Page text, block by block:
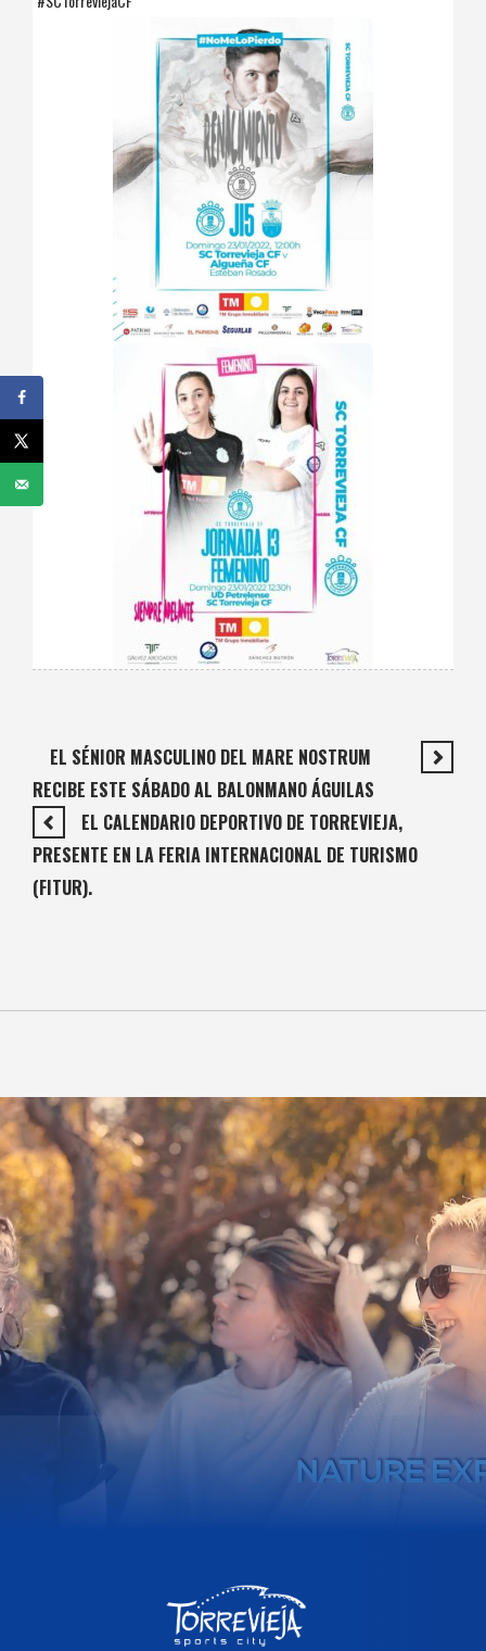
EL SÉNIOR MASCULINO DEL MARE NOSTRUM
RECIBE ESTE SÁBADO AL BALONMANO ÁGUILAS
EL CALENDARIO DEPORTIVO DE TORREVIEJA,
PRESENTE EN LA FERIA INTERNACIONAL DE TURISMO
(FITUR).